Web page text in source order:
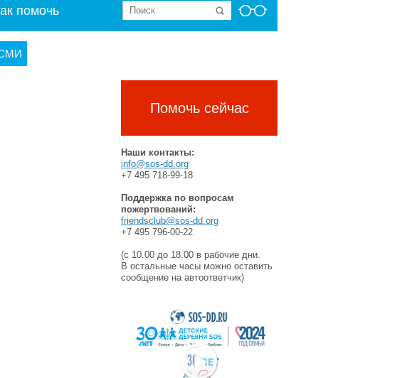
помочь
СМИ
Помочь сейчас
Наши контакты:
info@sos-dd.org
+7 495 718-99-18
Поддержка по вопросам
пожертвований:
friendsclub@sos-dd.org
+7 495 796-00-22
(с 10.00 до 18.00 в рабочие дни.
В остальные часы можно оставить
сообщение на автоответчик)